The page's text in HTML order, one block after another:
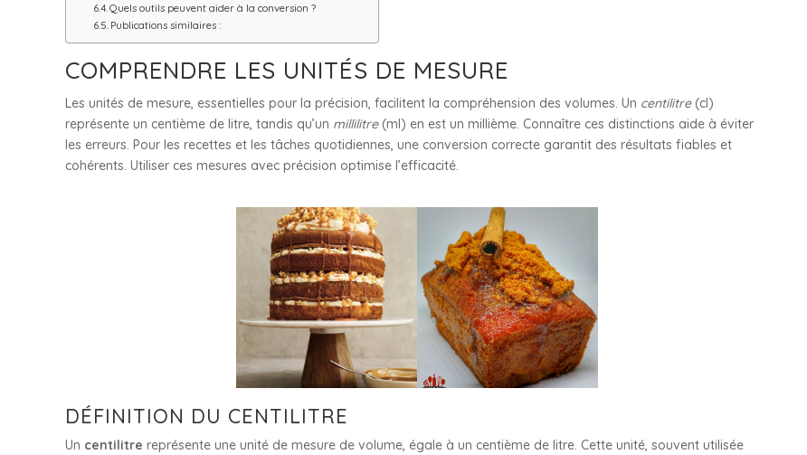
Quels outils peuvent aider à la conversion ?
Publications similaires :
COMPRENDRE LES UNITÉS DE MESURE
Les unités de mesure, essentielles pour la précision, facilitent la compréhension des volumes. Un centilitre(cl)
représente un centième de litre, tandis qu’un millilitre(ml) en est un millième. Connaître ces distinctions aide à éviter
les erreurs. Pour les recettes et les tâches quotidiennes, une conversion correcte garantit des résultats fiables et
cohérents. Utiliser ces mesures avec précision optimise l’efficacité.
DÉFINITION DU CENTILITRE
Un centilitre représente une unité de mesure de volume, égale à un centième de litre. Cette unité, souvent utilisée